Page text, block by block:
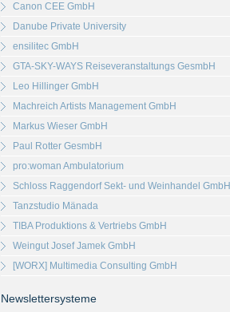
Canon CEE GmbH
Danube Private University
ensilitec GmbH
GTA-SKY-WAYS Reiseveranstaltungs GesmbH
Leo Hillinger GmbH
Machreich Artists Management GmbH
Markus Wieser GmbH
Paul Rotter GesmbH
pro:woman Ambulatorium
Schloss Raggendorf Sekt- und Weinhandel GmbH
Tanzstudio Mänada
TIBA Produktions & Vertriebs GmbH
Weingut Josef Jamek GmbH
[WORX] Multimedia Consulting GmbH
Newslettersysteme